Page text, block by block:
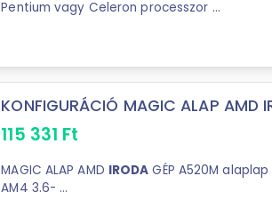
Pentium vagy Celeron processzor ...
KONFIGURÁCIÓ MAGIC ALAP AMD
115 331 Ft
MAGIC ALAP AMD IRODA GÉP A520M
AM4 3.6- ...